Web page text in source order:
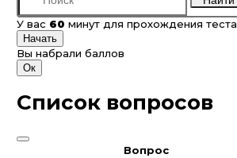
У вас 60 минут для прохождения теста
Начать
Вы набрали баллов
Ок
Список вопросов
Вопрос